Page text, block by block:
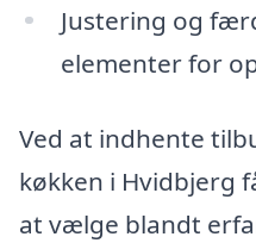
Justering og
elementer for
Ved at indhente
køkken i Hvidbjerg
at vælge blandt